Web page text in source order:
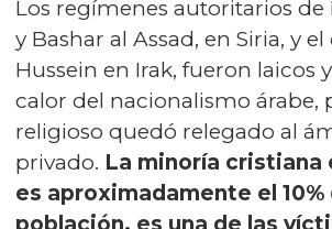
Los regímenes autoritarios de
y Bashar al Assad, en Siria, y
Hussein en Irak, fueron laicos
calor del nacionalismo árabe,
religioso quedó relegado al
privado. La minoría cristiana
es aproximadamente el 10%